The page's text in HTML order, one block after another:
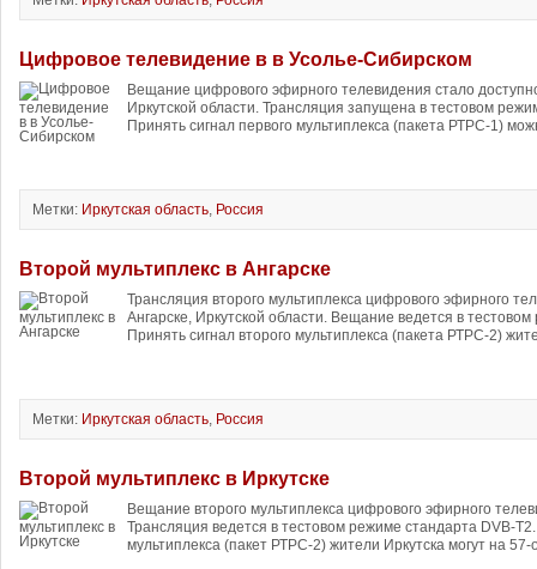
Цифровое телевидение в в Усолье-Сибирском
Вещание цифрового эфирного телевидения стало
Иркутской области. Трансляция запущена в тестовом
Принять сигнал первого мультиплекса (пакета РТРС-1)
Метки: Иркутская область, Россия
Второй мультиплекс в Ангарске
Трансляция второго мультиплекса цифрового эфирного
Ангарске, Иркутской области. Вещание ведется в
Принять сигнал второго мультиплекса (пакета РТРС-2)
Метки: Иркутская область, Россия
Второй мультиплекс в Иркутске
Вещание второго мультиплекса цифрового эфирного
Трансляция ведется в тестовом режиме стандарта DVB-
мультиплекса (пакет РТРС-2) жители Иркутска могут на